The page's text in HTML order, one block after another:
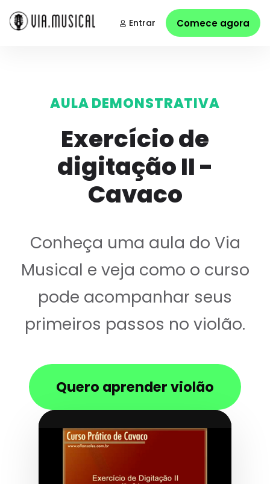
Entrar Comece agora
AULA DEMONSTRATIVA
Exercício de
digitação II -
Cavaco
Conheça uma aula do Via
Musical e veja como o curso
pode acompanhar seus
primeiros passos no violão.
Quero aprender violão